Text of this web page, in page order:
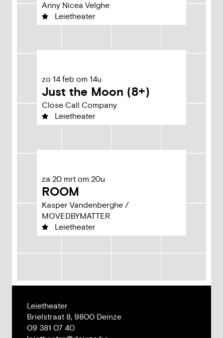
Anny Nicea Velghe
Leietheater
zo 14 feb om 14u
Just the Moon (8+)
Close Call Company
Leietheater
za 20 mrt om 20u
ROOM
Kasper Vandenberghe /
MOVEDBYMATTER
Leietheater
Leietheater
Adres
Brielstraat 8, 9800 Deinze
Tel.
09 381 07 40